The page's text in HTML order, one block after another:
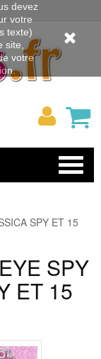
Mon
SPY ET 15
SPY
ET 15
devez
votre
texte)
site,
votre